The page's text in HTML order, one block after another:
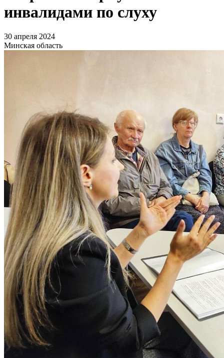
инвалидами по слуху
30 апреля 2024
Минская область